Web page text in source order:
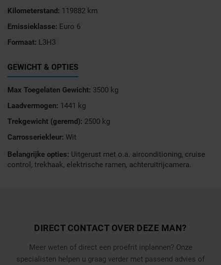
Kilometerstand: 119882 km
Emissieklasse: Euro 6
Formaat: L3H3
GEWICHT & OPTIES
Max Toegelaten Gewicht: 3500 kg
Laadvermogen: 1441 kg
Trekgewicht (geremd): 2500 kg
Carrosseriekleur: Wit
Belangrijke opties: Uitgerust met o.a. airconditioning, cruise
control, trekhaak, elektrische ramen, achteruitrijcamera.
DIRECT CONTACT OVER DEZE MAN?
Meer weten of direct een proefrit inplannen? Onze
specialisten helpen u graag verder met passend advies of